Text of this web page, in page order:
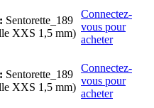
Sentorette_189
XXS 1,5 mm)
Connectez-
vous pour
acheter
Sentorette_189
XXS 1,5 mm)
Connectez-
vous pour
acheter